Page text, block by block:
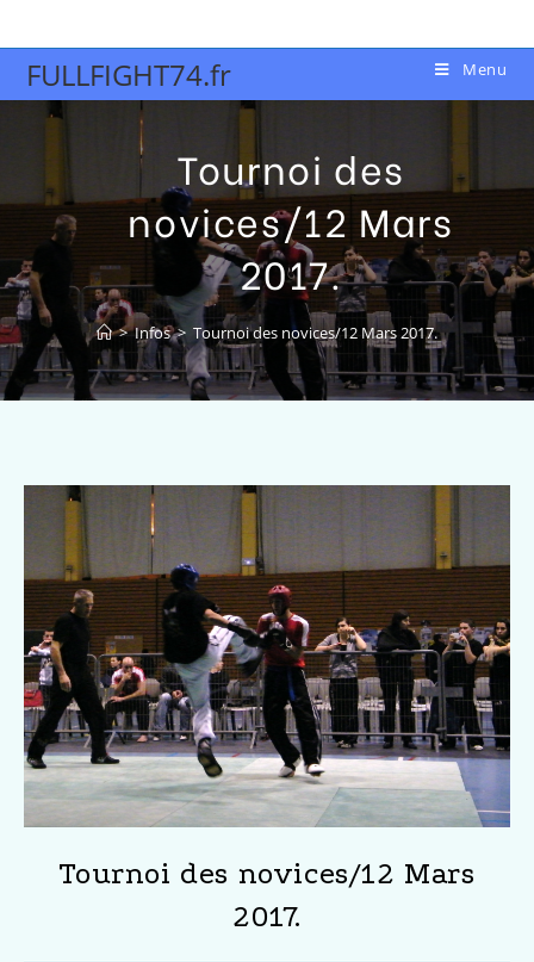
FULLFIGHT74.fr Menu
Tournoi des
novices/12 Mars
2017.
> Infos > Tournoi des novices/12 Mars 2017.
Tournoi des novices/12 Mars
2017.